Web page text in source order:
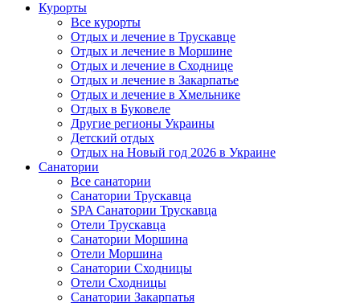
Курорты
Все курорты
Отдых и лечение в Трускавце
Отдых и лечение в Моршине
Отдых и лечение в Сходнице
Отдых и лечение в Закарпатье
Отдых и лечение в Хмельнике
Отдых в Буковеле
Другие регионы Украины
Детский отдых
Отдых на Новый год 2026 в Украине
Санатории
Все санатории
Санатории Трускавца
SPA Санатории Трускавца
Отели Трускавца
Санатории Моршина
Отели Моршина
Санатории Сходницы
Отели Сходницы
Санатории Закарпатья